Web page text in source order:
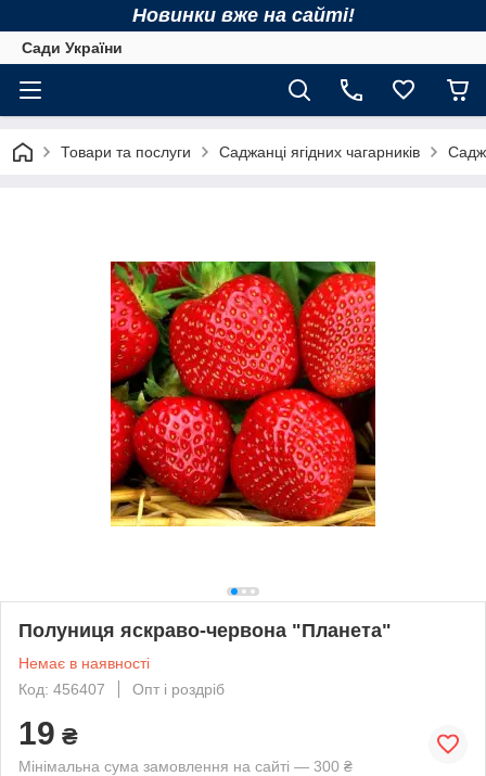
Новинки вже на сайті!
Сади України
Товари та послуги Саджанці ягідних чагарників
Полуниця яскраво-червона "Планета"
Немає в наявності
Код: 456407
Опт і роздріб
19 ₴
Мінімальна сума замовлення на сайті — 300 ₴